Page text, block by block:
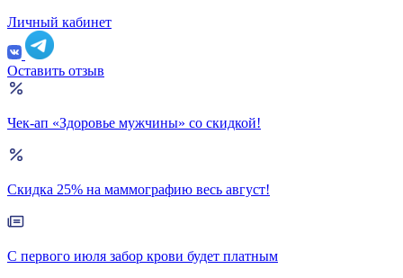
Личный кабинет
Оставить отзыв
Чек-ап «Здоровье мужчины» со скидкой!
Скидка 25% на маммографию весь август!
С первого июля забор крови будет платным